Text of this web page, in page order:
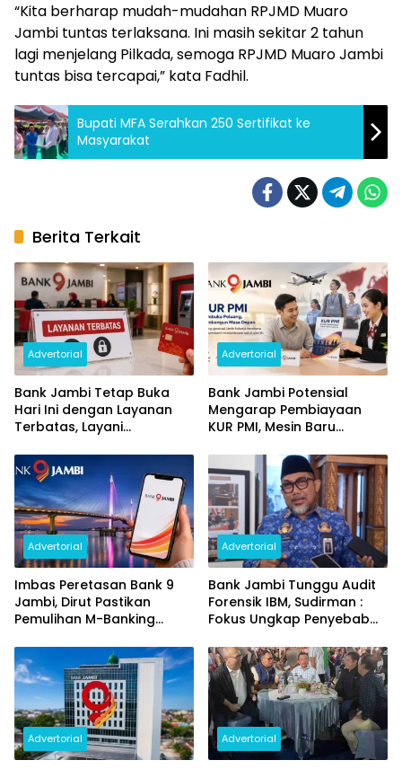
“Kita berharap mudah-mudahan RPJMD Muaro
Jambi tuntas terlaksana. Ini masih sekitar 2 tahun
lagi menjelang Pilkada, semoga RPJMD Muaro Jambi
tuntas bisa tercapai,” kata Fadhil.
Bupati MFA Serahkan 250 Sertifikat ke
Masyarakat
Berita Terkait
Advertorial
Bank Jambi Tetap Buka
Hari Ini dengan Layanan
Terbatas, Layani
dan Perubahan PIN
Advertorial
Bank Jambi Potensial
Mengarap Pembiayaan
KUR PMI, Mesin Baru
Daerah
Advertorial
Imbas Peretasan Bank 9
Jambi, Dirut Pastikan
Pemulihan M-Banking
Advertorial
Bank Jambi Tunggu Audit
Forensik IBM, Sudirman :
Fokus Ungkap Penyebab
Rp144 Miliar
Advertorial Advertorial